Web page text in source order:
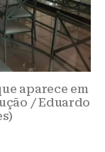
aparece em
/ Eduardo